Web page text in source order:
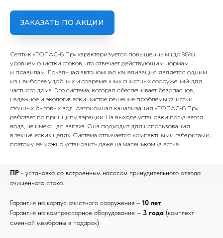
ЗАКАЗАТЬ ПО АКЦИИ
Септик «ТОПАС-8 Пр» характеризуется повышенным (до 98%)
уровнем очистки стоков, что отвечает действующим нормам
и правилам. Локальная автономная канализация является одним
из наиболее удобных и современных очистных сооружений для
частного дома. Это система, которая обеспечивает безопасное,
надежное и экологически чистое решение проблемы очистки
сточных бытовых вод. Автономная канализация «ТОПАС-8 Пр»
работает по принципу аэрации. На выходе установки получается
вода, не имеющая запаха. Она подходит для использования
в технических целях. Система отличается компактными габаритами,
поэтому ее можно установить даже на маленьком участке.
ПР - установка со встроенным насосом принудительного отвода
очищенного стока.
Гарантия на корпус очистного сооружения – 10 лет
Гарантия на компрессорное оборудование – 3 года (комплект
сменной мембраны в подарок)